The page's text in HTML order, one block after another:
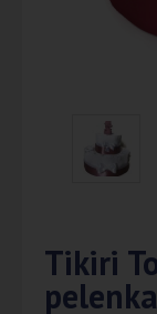
Tikiri